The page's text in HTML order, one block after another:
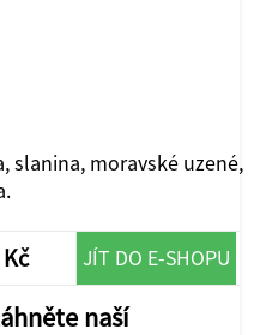
slanina, moravské uzené,
JÍT DO E-SHOPU
naší